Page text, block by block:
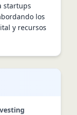
startups
los
y recursos